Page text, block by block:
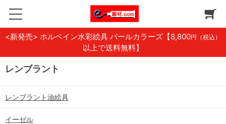
<新発売> ホルベイン水彩絵具 パールカラーズ 【8,800円（税込）
以上で送料無料】
レンブラント
レンブラント油絵具
イーゼル